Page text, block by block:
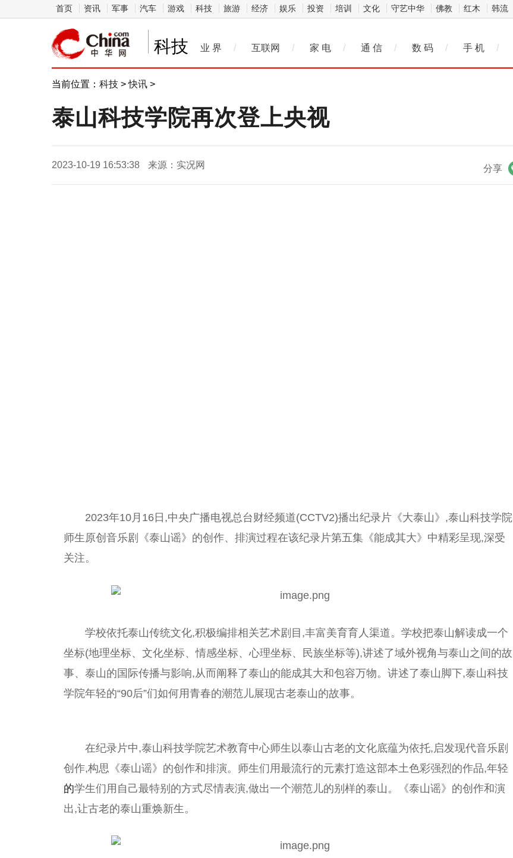
首页 资讯 军事 汽车 游戏 科技 旅游 经济 娱乐 投资 培训 文化 守艺中华 佛教 红木 韩流
科技 业 界 / 互联网 / 家 电 / 通 信 / 数 码 / 手 机 /
当前位置： 科技 >快讯 >
泰山科技学院再次登上央视
2023-10-19 16:53:38 来源：实况网 分享
2023年10月16日,中央广播电视总台财经频道(CCTV2)播出纪录片《大泰山》,泰山科技学院
师生原创音乐剧《泰山谣》的创作、排演过程在该纪录片第五集《能成其大》中精彩呈现,深受
关注。
学校依托泰山传统文化,积极编排相关艺术剧目,丰富美育育人渠道。学校把泰山解读成一个
坐标(地理坐标、文化坐标、情感坐标、心理坐标、民族坐标等),讲述了域外视角与泰山之间的故
事、泰山的国际传播与影响,从而阐释了泰山的能成其大和包容万物。讲述了泰山脚下,泰山科技
学院年轻的“90后”们如何用青春的潮范儿展现古老泰山的故事。
在纪录片中,泰山科技学院艺术教育中心师生以泰山古老的文化底蕴为依托,启发现代音乐剧
创作,构思《泰山谣》的创作和排演。师生们用最流行的元素打造这部本土色彩强烈的作品,年轻
的学生们用自己最特别的方式尽情表演,做出一个潮范儿的别样的泰山。《泰山谣》的创作和演
出,让古老的泰山重焕新生。